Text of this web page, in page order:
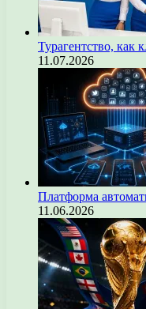
Турагентство, как
11.07.2026
Платформа
11.06.2026